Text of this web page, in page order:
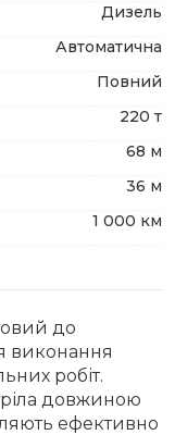
Дизель
Автоматична
Повний
220 т
68 м
36 м
1 000 км
до
виконання
робіт.
довжиною
ефективно